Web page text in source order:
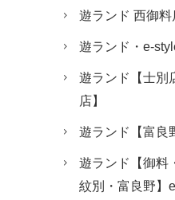
遊ランド 西御料
遊ランド・e-
遊ランド【士別
店】
遊ランド【富良
遊ランド【御料
紋別・富良野】